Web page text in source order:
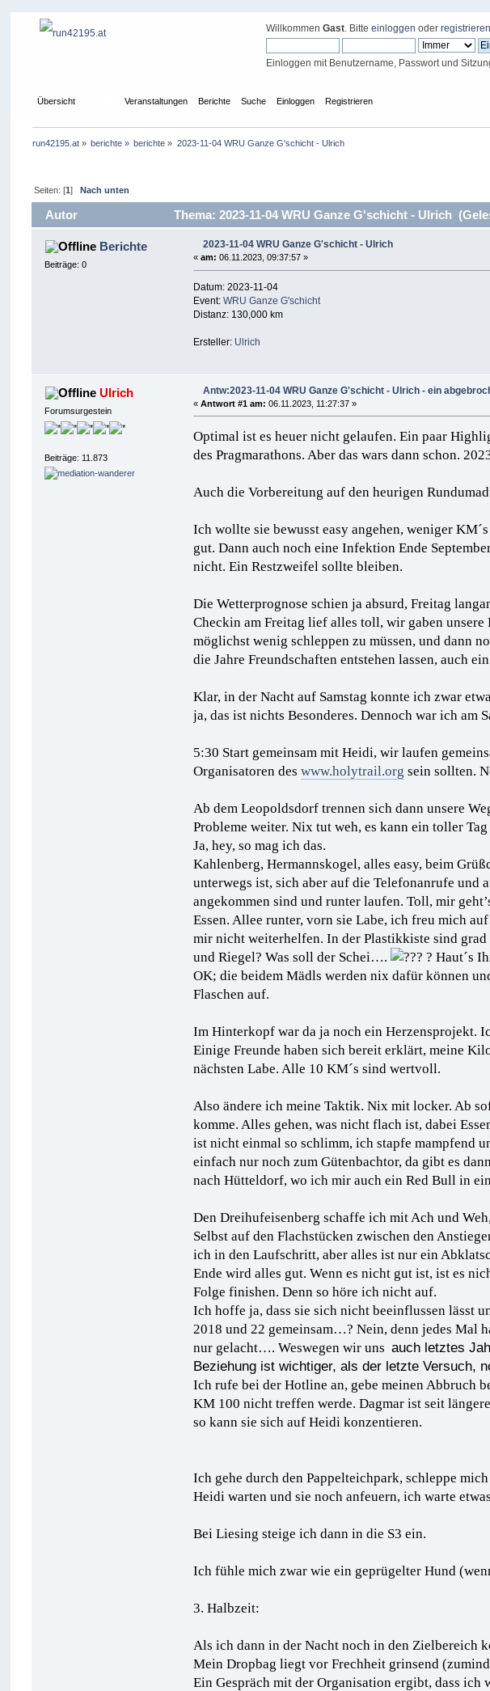
WillkommenGast. Bitteeinloggen oderregistrieren
Einloggen mit Benutzername, Passwort und
Übersicht Veranstaltungen Berichte Suche Einloggen Registrieren
run42195.at» berichte » berichte » 2023-11-04 WRU Ganze G'schicht - Ulrich
Seiten: [1] Nach unten
Autor Thema: 2023-11-04 WRU Ganze G'schicht - Ulrich
Berichte
Beiträge: 0
2023-11-04 WRU Ganze G'schicht - Ulrich
«am: 06.11.2023, 09:37:57 »
Datum: 2023-11-04
Event:WRU Ganze G'schicht
Distanz: 130,000 km
Ersteller: Ulrich
Ulrich
Forumsurgestein
Beiträge: 11.873
Antw:2023-11-04 WRU Ganze G'schicht - Ulrich - ein
«Antwort #1 am: 06.11.2023, 11:27:37 »
Optimal ist es heuer nicht gelaufen. Ein paar
des Pragmarathons. Aber das wars dann schon.
Auch die Vorbereitung auf den heurigen
Ich wollte sie bewusst easy angehen, weniger
gut. Dann auch noch eine Infektion Ende
nicht. Ein Restzweifel sollte bleiben.
Die Wetterprognose schien ja absurd, Freitag
Checkin am Freitag lief alles toll, wir gaben
möglichst wenig schleppen zu müssen, und dann
die Jahre Freundschaften entstehen lassen, auch
Klar, in der Nacht auf Samstag konnte ich zwar
ja, das ist nichts Besonderes. Dennoch war ich am
5:30 Start gemeinsam mit Heidi, wir laufen
Organisatoren deswww.holytrail.org sein sollten.
Ab dem Leopoldsdorf trennen sich dann unsere
Probleme weiter. Nix tut weh, es kann ein toller
Ja, hey, so mag ich das.
Kahlenberg, Hermannskogel, alles easy, beim
unterwegs ist, sich aber auf die Telefonanrufe und
angekommen sind und runter laufen. Toll, mir
Essen. Allee runter, vorn sie Labe, ich freu mich
mir nicht weiterhelfen. In der Plastikkiste sind
und Riegel? Was soll der Schei….
? Haut´s
OK; die beidem Mädls werden nix dafür können
Flaschen auf.
Im Hinterkopf war da ja noch ein Herzensprojekt.
Einige Freunde haben sich bereit erklärt, meine
nächsten Labe. Alle 10 KM´s sind wertvoll.
Also ändere ich meine Taktik. Nix mit locker. Ab
komme. Alles gehen, was nicht flach ist, dabei
ist nicht einmal so schlimm, ich stapfe mampfend
einfach nur noch zum Gütenbachtor, da gibt es
nach Hütteldorf, wo ich mir auch ein Red Bull in
Den Dreihufeisenberg schaffe ich mit Ach und
Selbst auf den Flachstücken zwischen den
ich in den Laufschritt, aber alles ist nur ein
Ende wird alles gut. Wenn es nicht gut ist, ist es
Folge finishen. Denn so höre ich nicht auf.
Ich hoffe ja, dass sie sich nicht beeinflussen lässt
2018 und 22 gemeinsam…? Nein, denn jedes Mal
nur gelacht…. Weswegen wir unsauch letztes
Beziehung ist wichtiger, als der letzte Versuch,
Ich rufe bei der Hotline an, gebe meinen Abbruch
KM 100 nicht treffen werde. Dagmar ist seit
so kann sie sich auf Heidi konzentieren.
Ich gehe durch den Pappelteichpark, schleppe
Heidi warten und sie noch anfeuern, ich warte
Bei Liesing steige ich dann in die S3 ein.
Ich fühle mich zwar wie ein geprügelter Hund
3. Halbzeit:
Als ich dann in der Nacht noch in den Zielbereich
Mein Dropbag liegt vor Frechheit grinsend
Ein Gespräch mit der Organisation ergibt, dass ich